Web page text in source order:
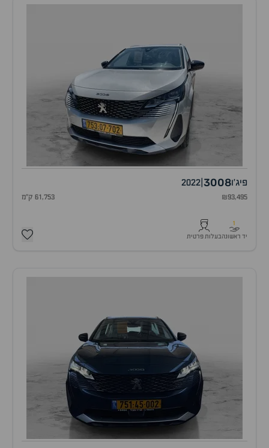
פיג'ו3008
2022
₪93,495 61,753 ק"מ
1
יד ראשונהבעלות פרטית